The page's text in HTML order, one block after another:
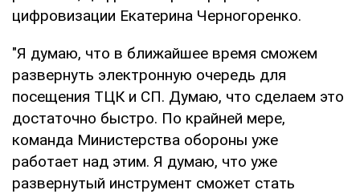
цифровизации Екатерина Черногоренко.
"Я думаю, что в ближайшее время сможем
развернуть электронную очередь для
посещения ТЦК и СП. Думаю, что сделаем это
достаточно быстро. По крайней мере,
команда Министерства обороны уже
работает над этим. Я думаю, что уже
развернутый инструмент сможет стать